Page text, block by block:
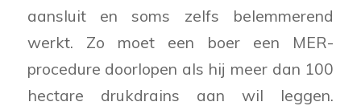
aansluit en soms zelfs belemmerend
werkt. Zo moet een boer een MER-
procedure doorlopen als hij meer dan 100
hectare drukdrains aan wil leggen.